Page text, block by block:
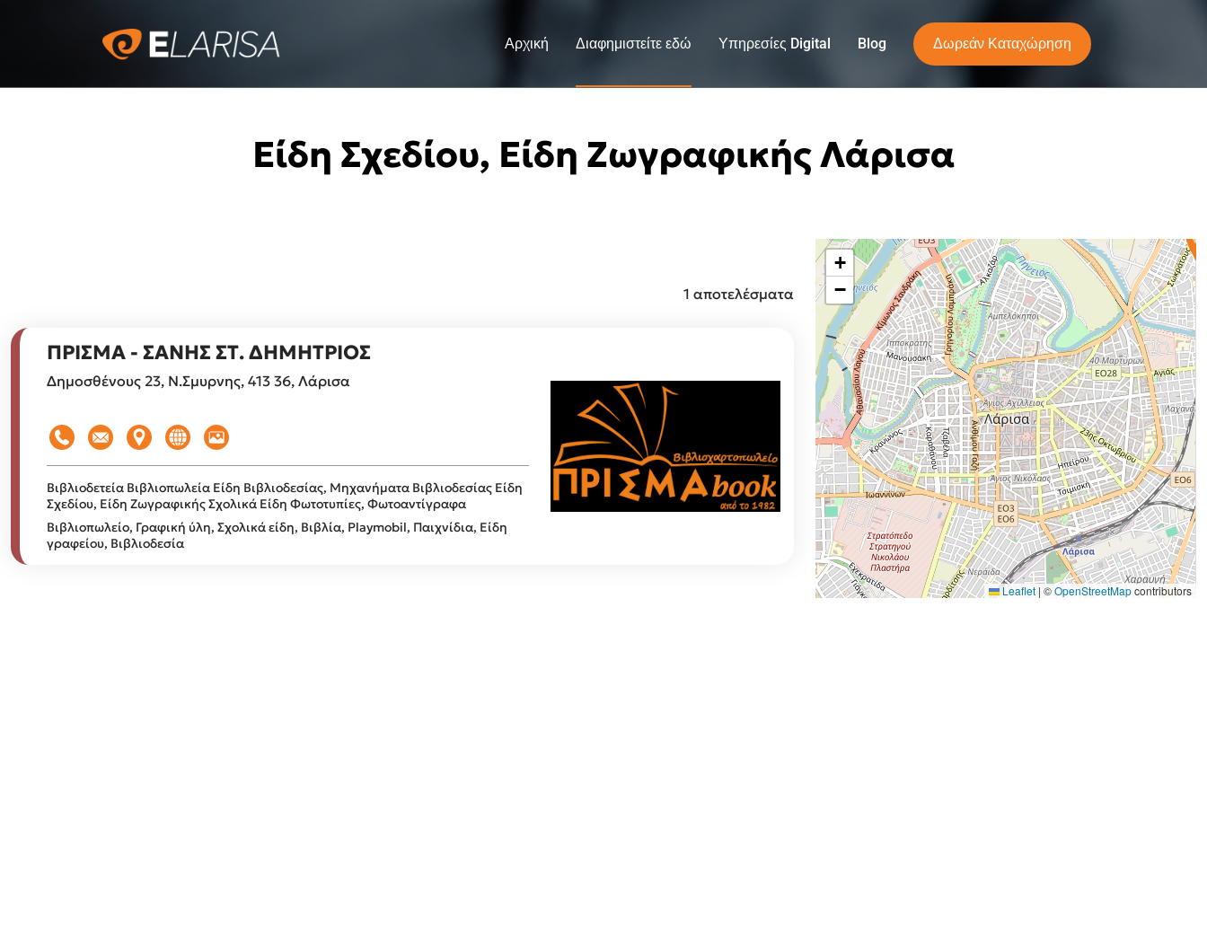
Αρχική Διαφημιστείτε εδώ Υπηρεσίες Digital Blog Δωρεάν Καταχώρηση
Είδη Σχεδίου, Είδη Ζωγραφικής Λάρισα
1 αποτελέσματα
ΠΡΙΣΜΑ - ΣΑΝΗΣ ΣΤ. ΔΗΜΗΤΡΙΟΣ
Δημοσθένους 23, Ν.Σμυρνης, 413 36, Λάρισα
Βιβλιοδετεία Βιβλιοπωλεία Είδη Βιβλιοδεσίας, Μηχανήματα Βιβλιοδεσίας Είδη
Σχεδίου, Είδη ΖωγραφικήςΣχολικά Είδη Φωτοτυπίες, Φωτοαντίγραφα
Βιβλιοπωλείο, Γραφική ύλη, Σχολικά είδη, Βιβλία, Playmobil, Παιχνίδια, Είδη
γραφείου, Βιβλιοδεσία
+
−
Leaflet | ©OpenStreetMapcontributors